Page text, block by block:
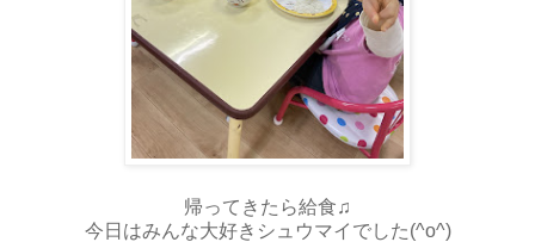
帰ってきたら給食♫
今日はみんな大好きシュウマイでした(^o^)